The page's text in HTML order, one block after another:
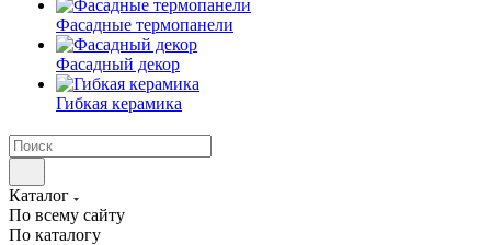
Фасадные термопанели
Фасадный декор
Гибкая керамика
Каталог
По всему сайту
По каталогу